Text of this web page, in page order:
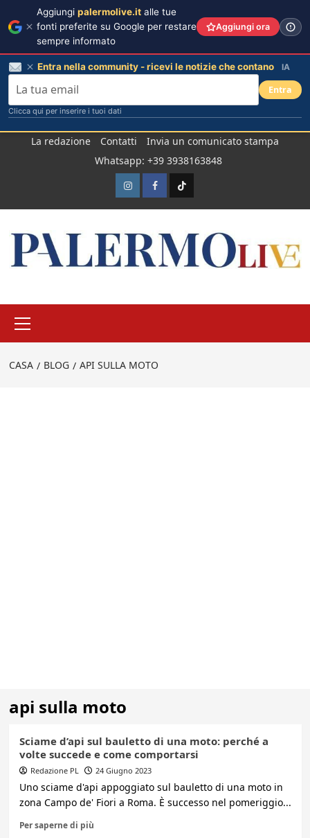
La redazione Contatti
Invia un comunicato stampa
Whatsapp: +39 3938163848
InstagramFacebook
TikTok
principale
CASA BLOG API SULLA MOTO
api sulla moto
Sciame d’api sul bauletto di una moto: perché a
volte succede e come comportarsi
Redazione PL 24 Giugno 2023
Uno sciame d'api appoggiato sul bauletto di una moto in
zona Campo de' Fiori a Roma. È successo nel pomeriggio...
Per saperne di più
Aggiungi palermolive.it alle tue
fonti preferite su Google per restare
sempre informato
Aggiungi ora
Entra nella community - ricevi le notizie che contano IA
Entra
Clicca qui per inserire i tuoi dati